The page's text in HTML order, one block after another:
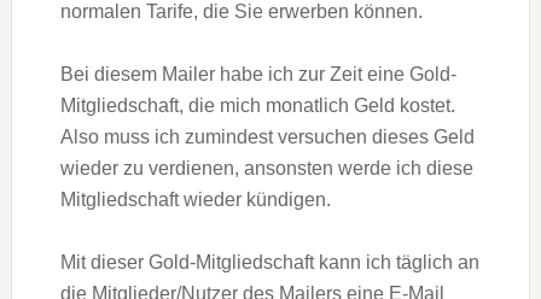
normalen Tarife, die Sie erwerben können.
Bei diesem Mailer habe ich zur Zeit eine Gold-
Mitgliedschaft, die mich monatlich Geld kostet.
Also muss ich zumindest versuchen dieses Geld
wieder zu verdienen, ansonsten werde ich diese
Mitgliedschaft wieder kündigen.
Mit dieser Gold-Mitgliedschaft kann ich täglich an
die Mitglieder/Nutzer des Mailers eine E-Mail